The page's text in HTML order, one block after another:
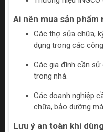
Ai nên mua sản phẩm
Các thợ sửa chữa,
dụng trong các
Các gia đình cần
trong nhà.
Các doanh nghiệp
chữa, bảo dưỡng
Lưu ý an toàn khi